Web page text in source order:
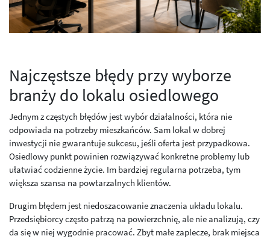
Najczęstsze błędy przy wyborze
branży do lokalu osiedlowego
Jednym z częstych błędów jest wybór działalności, która nie
odpowiada na potrzeby mieszkańców. Sam lokal w dobrej
inwestycji nie gwarantuje sukcesu, jeśli oferta jest przypadkowa.
Osiedlowy punkt powinien rozwiązywać konkretne problemy lub
ułatwiać codzienne życie. Im bardziej regularna potrzeba, tym
większa szansa na powtarzalnych klientów.
Drugim błędem jest niedoszacowanie znaczenia układu lokalu.
Przedsiębiorcy często patrzą na powierzchnię, ale nie analizują, czy
da się w niej wygodnie pracować. Zbyt małe zaplecze, brak miejsca